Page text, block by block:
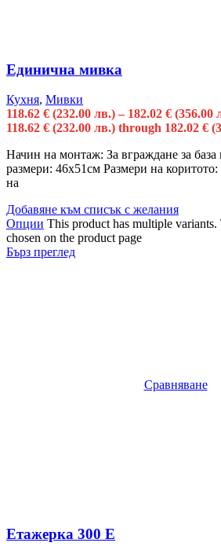
Единична мивка
Кухня, Мивки
118.62 € (232.00 лв.) – 182.02 € (356.00
118.62 € (232.00 лв.) through 182.02 €
Начин на монтаж: За вграждане за
размери: 46х51см Размери на
на
Добавяне към списък с желания
Опции This product has multiple
chosen on the product page
Бърз преглед
Сравняване
Етажерка 300 Е